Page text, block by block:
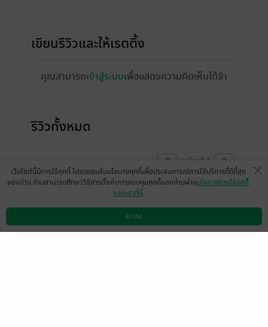
เขียนรีวิวและให้เรตติ้ง
คุณสามารถเข้าสู่ระบบเพื่อแสดงความคิดเห็นได้จ้า
รีวิวทั้งหมด
หน้าที่ 1
24 เม.ย. 25640:29 น.
ดาวน์โหลดแอป วิธีการใช้งาน ติดต่อเรา
เว็บไซต์นี้มีการใช้คุกกี้ โปรดยอมรับนโยบายคุกกี้เพื่อประสบการณ์การใช้บริการที่ดีที่สุด
ของท่าน ท่านสามารถศึกษาวิธีการตั้งค่าการควบคุมคุกกี้ของท่านผ่านนโยบายการใช้คุกกี้
ของเราที่นี่
ตกลง